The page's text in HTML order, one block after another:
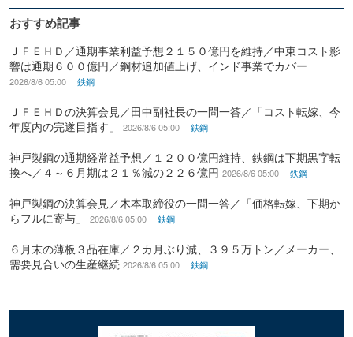
おすすめ記事
ＪＦＥＨＤ／通期事業利益予想２１５０億円を維持／中東コスト影
響は通期６００億円／鋼材追加値上げ、インド事業でカバー
2026/8/6 05:00 鉄鋼
ＪＦＥＨＤの決算会見／田中副社長の一問一答／「コスト転嫁、今
年度内の完遂目指す」
2026/8/6 05:00 鉄鋼
神戸製鋼の通期経常益予想／１２００億円維持、鉄鋼は下期黒字転
換へ／４～６月期は２１％減の２２６億円 2026/8/6 05:00 鉄鋼
神戸製鋼の決算会見／木本取締役の一問一答／「価格転嫁、下期か
らフルに寄与」
2026/8/6 05:00 鉄鋼
６月末の薄板３品在庫／２カ月ぶり減、３９５万トン／メーカー、
需要見合いの生産継続 2026/8/6 05:00 鉄鋼